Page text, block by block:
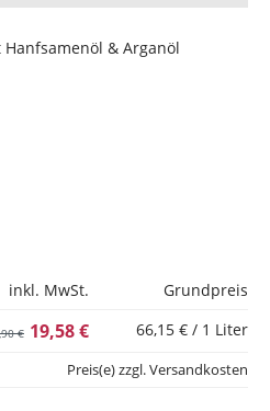
& Arganöl
inkl. MwSt.
Grundpreis
19,58 €
€ 66,15 € / 1 Liter
Preis(e) zzgl. Versandkosten